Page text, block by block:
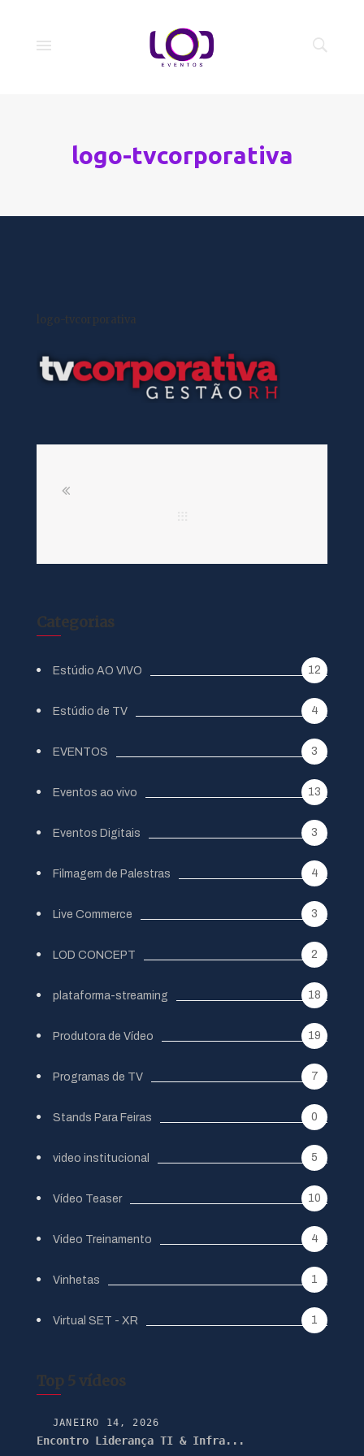
logo-tvcorporativa
logo-tvcorporativa
Categorias
Estúdio AO VIVO 12
Estúdio de TV 4
EVENTOS 3
Eventos ao vivo 13
Eventos Digitais 3
Filmagem de Palestras 4
Live Commerce 3
LOD CONCEPT 2
plataforma-streaming 18
Produtora de Vídeo 19
Programas de TV 7
Stands Para Feiras 0
video institucional 5
Vídeo Teaser 10
Video Treinamento 4
Vinhetas 1
Virtual SET - XR 1
Top 5 vídeos
JANEIRO 14, 2026
Encontro Liderança TI & Infra...